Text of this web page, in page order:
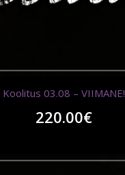
Koolitus 03.08 – VIIMANE!
220.00€